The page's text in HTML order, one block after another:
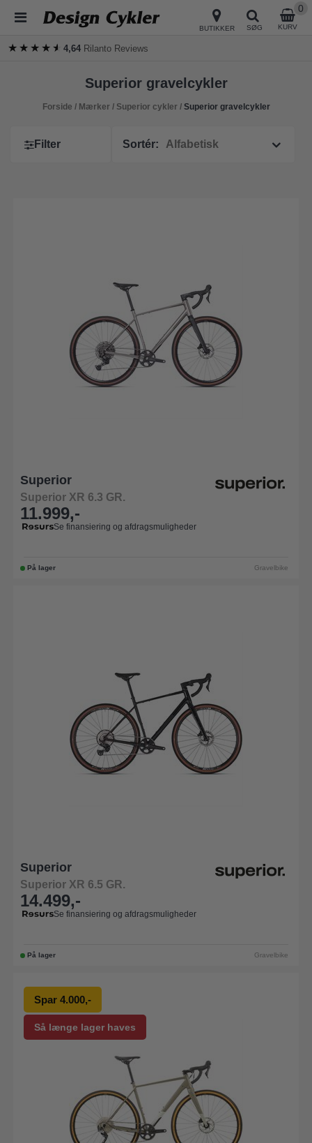
BUTIKKER SØG KURV
0
★★★★★
★★★★★4,64 Rilanto Reviews
Superior gravelcykler
Forside / Mærker/ Superior cykler/ Superior gravelcykler
Filter Sortér:
Superior
Superior XR 6.3 GR.
11.999,-
Se finansiering og afdragsmuligheder
På lager Gravelbike
Superior
Superior XR 6.5 GR.
14.499,-
Se finansiering og afdragsmuligheder
På lager Gravelbike
Så længe lager haves
Spar 4.000,-